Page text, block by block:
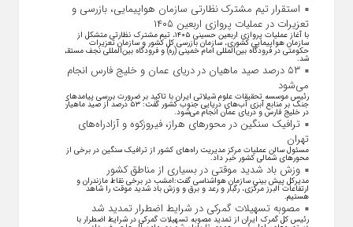
استقرار تیم مشترک نظارتی سازمان هواپیمایی، بازرسی و
تعزیرات در عملیات پروازی اربعین ۱۴۰۵
با آغاز عملیات پروازی اربعین حسینی ۱۴۰۵، تیم مشترک نظارتی متشکل از
سازمان هواپیمایی کشوری، سازمان بازرسی کل کشور و سازمان تعزیرات
حکومتی در فرودگاه بین‌المللی امام خمینی (ره) و فرودگاه بین‌المللی نجف مستقر
شد.
۵۳ درصد صید ماهیان در دریای عمان و خلیج فارس انجام
می‌شود
رئیس موسسه تحقیقات علوم شیلاتی ایران با تاکید بر ضرورت بررسی پیامد‌های
جنگ بر منابع آبزی آب‌های دریایی جنوب کشور گفت: ۵۳ درصد از صید ماهیان
در خلیج فارس و دریای عمان انجام می‌شود.
ترافیک سنگین در محورهای هراز، فیروزکوه و آزادراه‌های
تهران
مسئول سالن عملیات مرکز مدیریت راه‌های کشور از ترافیک سنگین در برخی از
محور‌های شمالی کشور خبر داد.
وزش باد شدید موقتی در بسیاری از مناطق کشور
مدیرکل پیش بینی سازمان هواشناسی گفت:امشب در برخی نقاط مازندران و
ارتفاعات البرز مرکزی، رگبار و رعد و برق و وزش باد شدید موقت را شاهد
هستیم.
مصوبه تسهیلات گمرکی در شرایط اضطرار تمدید شد
رئیس کل گمرک ایران از تمدید مصوبه تسهیلات گمرکی در شرایط اضطرار با